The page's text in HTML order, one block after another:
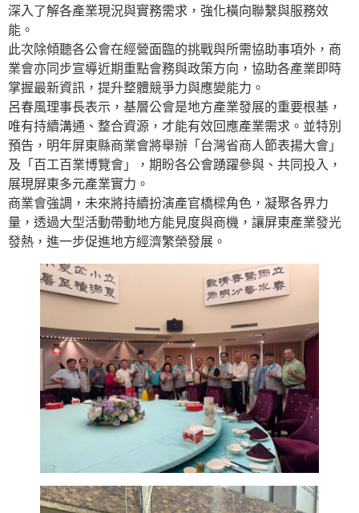
深入了解各產業現況與實務需求，強化橫向聯繫與服務效
能。
此次除傾聽各公會在經營面臨的挑戰與所需協助事項外，商
業會亦同步宣導近期重點會務與政策方向，協助各產業即時
掌握最新資訊，提升整體競爭力與應變能力。
呂春風理事長表示，基層公會是地方產業發展的重要根基，
唯有持續溝通、整合資源，才能有效回應產業需求。並特別
預告，明年屏東縣商業會將舉辦「台灣省商人節表揚大會」
及「百工百業博覽會」，期盼各公會踴躍參與、共同投入，
展現屏東多元產業實力。
商業會強調，未來將持續扮演產官橋樑角色，凝聚各界力
量，透過大型活動帶動地方能見度與商機，讓屏東產業發光
發熱，進一步促進地方經濟繁榮發展。